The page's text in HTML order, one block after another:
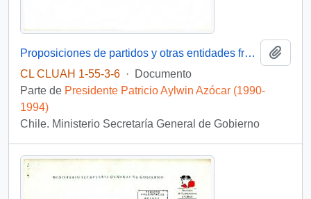
Proposiciones de partidos y otras entidades frente al tema de la violencia, la delincuencia y el terrorismo
CL CLUAH 1-55-3-6 ·
Documento
Parte de Presidente Patricio Aylwin Azócar (1990-
1994)
Chile. Ministerio Secretaría General de Gobierno